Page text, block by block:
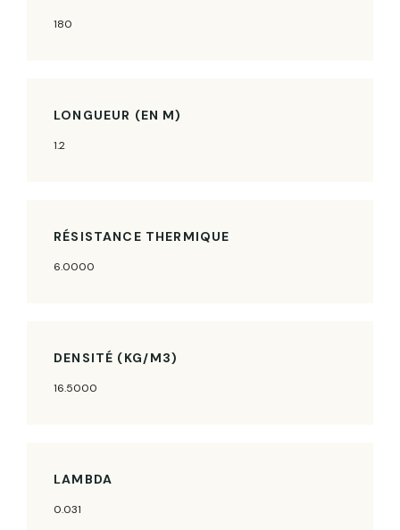
180
LONGUEUR (EN M)
1.2
RÉSISTANCE THERMIQUE
6.0000
DENSITÉ (KG/M3)
16.5000
LAMBDA
0.031